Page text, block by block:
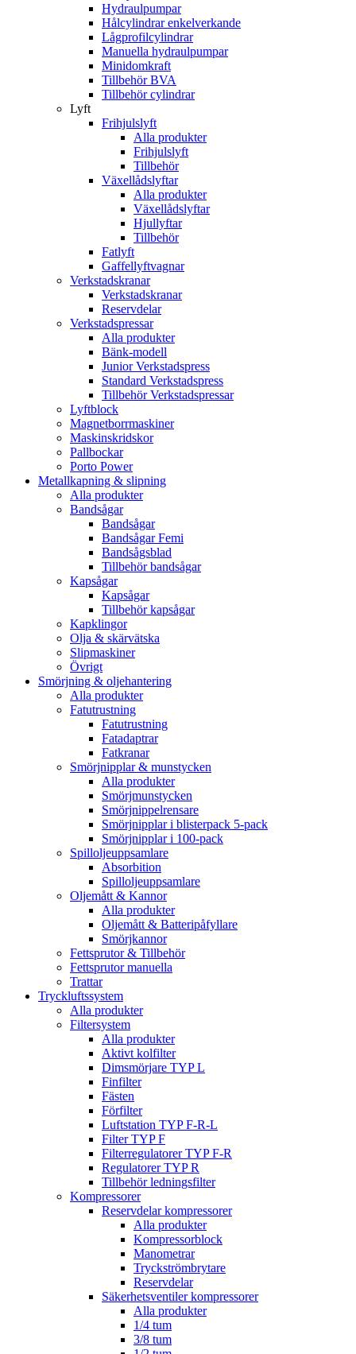
Hydraulpumpar
Hålcylindrar enkelverkande
Lågprofilcylindrar
Manuella hydraulpumpar
Minidomkraft
Tillbehör BVA
Tillbehör cylindrar
Lyft
Frihjulslyft
Alla produkter
Frihjulslyft
Tillbehör
Växellådslyftar
Alla produkter
Växellådslyftar
Hjullyftar
Tillbehör
Fatlyft
Gaffellyftvagnar
Verkstadskranar
Verkstadskranar
Reservdelar
Verkstadspressar
Alla produkter
Bänk-modell
Junior Verkstadspress
Standard Verkstadspress
Tillbehör Verkstadspressar
Lyftblock
Magnetborrmaskiner
Maskinskridskor
Pallbockar
Porto Power
Metallkapning & slipning
Alla produkter
Bandsågar
Bandsågar
Bandsågar Femi
Bandsågsblad
Tillbehör bandsågar
Kapsågar
Kapsågar
Tillbehör kapsågar
Kapklingor
Olja & skärvätska
Slipmaskiner
Övrigt
Smörjning & oljehantering
Alla produkter
Fatutrustning
Fatutrustning
Fatadaptrar
Fatkranar
Smörjnipplar & munstycken
Alla produkter
Smörjmunstycken
Smörjnippelrensare
Smörjnipplar i blisterpack 5-pack
Smörjnipplar i 100-pack
Spilloljeuppsamlare
Absorbition
Spilloljeuppsamlare
Oljemått & Kannor
Alla produkter
Oljemått & Batteripåfyllare
Smörjkannor
Fettsprutor & Tillbehör
Fettsprutor manuella
Trattar
Tryckluftssystem
Alla produkter
Filtersystem
Alla produkter
Aktivt kolfilter
Dimsmörjare TYP L
Finfilter
Fästen
Förfilter
Luftstation TYP F-R-L
Filter TYP F
Filterregulatorer TYP F-R
Regulatorer TYP R
Tillbehör ledningsfilter
Kompressorer
Reservdelar kompressorer
Alla produkter
Kompressorblock
Manometrar
Tryckströmbrytare
Reservdelar
Säkerhetsventiler kompressorer
Alla produkter
1/4 tum
3/8 tum